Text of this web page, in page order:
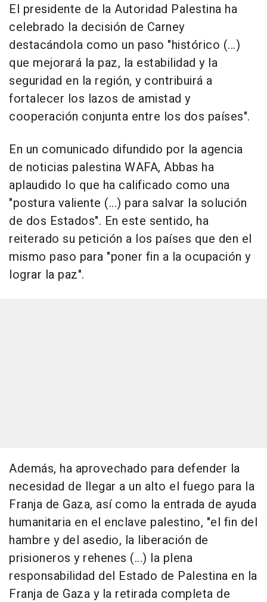
El presidente de la Autoridad Palestina ha
celebrado la decisión de Carney
destacándola como un paso "histórico (...)
que mejorará la paz, la estabilidad y la
seguridad en la región, y contribuirá a
fortalecer los lazos de amistad y
cooperación conjunta entre los dos países".
En un comunicado difundido por la agencia
de noticias palestina WAFA, Abbas ha
aplaudido lo que ha calificado como una
"postura valiente (...) para salvar la solución
de dos Estados". En este sentido, ha
reiterado su petición a los países que den el
mismo paso para "poner fin a la ocupación y
lograr la paz".
Además, ha aprovechado para defender la
necesidad de llegar a un alto el fuego para la
Franja de Gaza, así como la entrada de ayuda
humanitaria en el enclave palestino, "el fin del
hambre y del asedio, la liberación de
prisioneros y rehenes (...) la plena
responsabilidad del Estado de Palestina en la
Franja de Gaza y la retirada completa de